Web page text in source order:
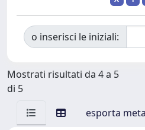
o inserisci le iniziali:
Mostrati risultati da 4 a 5
di 5
esporta